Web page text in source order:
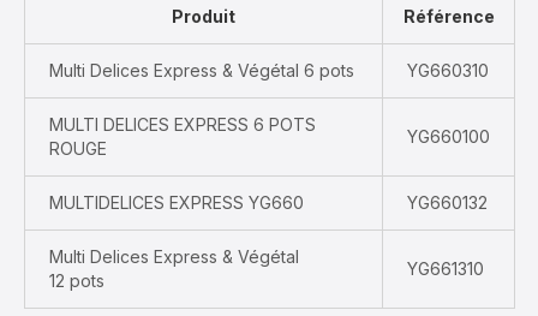
Produit Référence
Multi Delices Express & Végétal 6 pots YG660310
MULTI DELICES EXPRESS 6 POTS
ROUGE
YG660100
MULTIDELICES EXPRESS YG660 YG660132
Multi Delices Express & Végétal
12 pots
YG661310